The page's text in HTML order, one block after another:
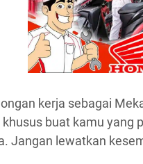
kerja sebagai
buat kamu yang
Jangan lewatkan